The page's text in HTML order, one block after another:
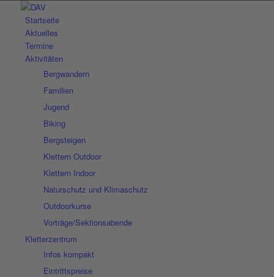
Startseite
Aktuelles
Termine
Aktivitäten
Bergwandern
Familien
Jugend
Biking
Bergsteigen
Klettern Outdoor
Klettern Indoor
Naturschutz und Klimaschutz
Outdoorkurse
Vorträge/Sektionsabende
Kletterzentrum
Infos kompakt
Eintrittspreise